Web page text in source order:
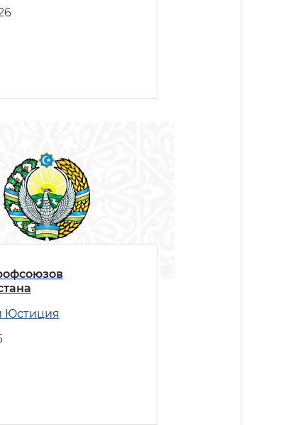
Юстиция